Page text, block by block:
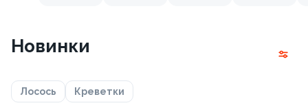
Новинки
Лосось Креветки